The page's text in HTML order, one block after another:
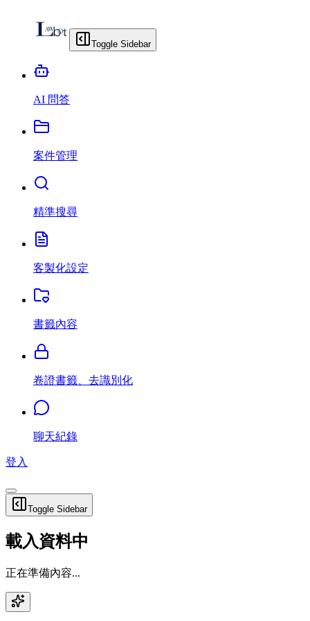
Toggle Sidebar
AI 問答
案件管理
精準搜尋
客製化設定
書籤內容
卷證書籤、去識別化
聊天紀錄
登入
Toggle Sidebar
載入資料中
正在準備內容...